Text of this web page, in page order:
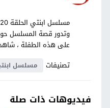
وتدور قصة المسلسل
على هذه الطفلة ، شاهد الحلقة 20 من مسلسل ابنتي التركي بالترجمة
تصنيفات
مسلسل
فيديوهات ذات صلة